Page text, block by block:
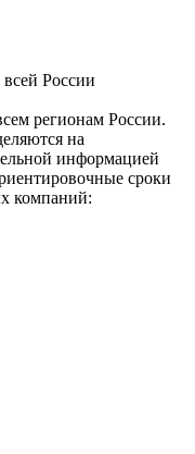
России
регионам России.
на
информацией
сроки
компаний: